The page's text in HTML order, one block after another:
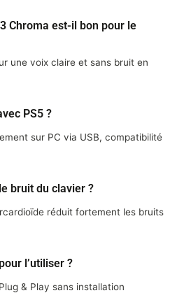
Chroma est-il bon pour le
une voix claire et sans bruit en
PS5 ?
sur PC via USB, compatibilité
bruit du clavier ?
réduit fortement les bruits
l’utiliser ?
& Play sans installation